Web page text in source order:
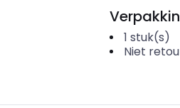
1 stuk(s)
Niet